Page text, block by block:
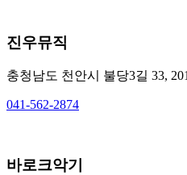
진우뮤직
충청남도 천안시 불당3길 33,
041-562-2874
바로크악기